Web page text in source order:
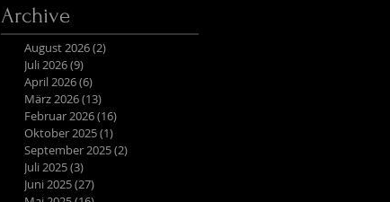
Archive
August 2026(2)
Juli 2026(9)
April 2026(6)
März 2026(13)
Februar 2026(16)
Oktober 2025(1)
September 2025(2)
Juli 2025(3)
Juni 2025(27)